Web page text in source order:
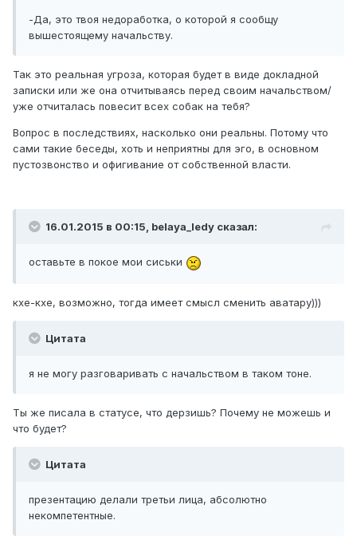
-Да, это твоя недоработка, о которой я сообщу
вышестоящему начальству.
Так это реальная угроза, которая будет в виде докладной
записки или же она отчитываясь перед своим начальством/
уже отчиталась повесит всех собак на тебя?
Вопрос в последствиях, насколько они реальны. Потому что
сами такие беседы, хоть и неприятны для эго, в основном
пустозвонство и офигивание от собственной власти.
16.01.2015 в 00:15, belaya_ledy сказал:
оставьте в покое мои сиськи
кхе-кхе, возможно, тогда имеет смысл сменить аватару)))
Цитата
я не могу разговаривать с начальством в таком тоне.
Ты же писала в статусе, что дерзишь? Почему не можешь и
что будет?
Цитата
презентацию делали третьи лица, абсолютно
некомпетентные.